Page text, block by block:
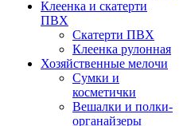
Клеенка и скатерти
ПВХ
Скатерти ПВХ
Клеенка рулонная
Хозяйственные мелочи
Сумки и
косметички
Вешалки и полки-
органайзеры